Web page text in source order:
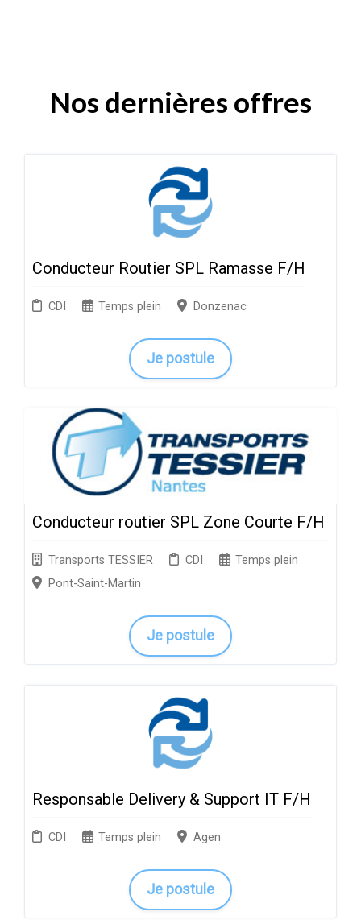
Nos dernières offres
Conducteur Routier SPL Ramasse F/H
CDI Temps plein Donzenac
Je postule
Conducteur routier SPL Zone Courte F/H
Transports TESSIER CDI
Temps plein
Pont-Saint-Martin
Je postule
Responsable Delivery & Support IT F/H
CDI Temps plein Agen
Je postule